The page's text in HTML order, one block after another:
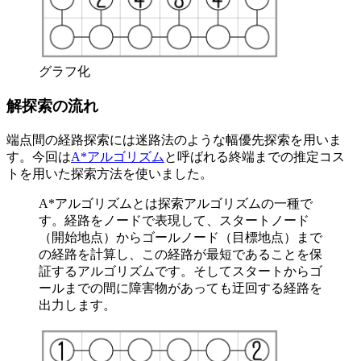
グラフ化
解探索の流れ
端点間の経路探索には迷路法のような幅優先探索を用いま
す。今回はA*アルゴリズム と呼ばれる終端までの推定コス
トを用いた探索方法を使いました。
A*アルゴリズムとは探索アルゴリズムの一種で
す。経路をノードで表現して、スタートノード
（開始地点）からゴールノード（目標地点）まで
の経路を計算し、この経路が最短であることを保
証するアルゴリズムです。そしてスタートからゴ
ールまでの間に障害物があっても迂回する経路を
出力します。